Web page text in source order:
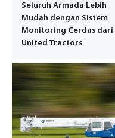
Seluruh Armada Lebih
Mudah dengan Sistem
Monitoring Cerdas dari
United Tractors